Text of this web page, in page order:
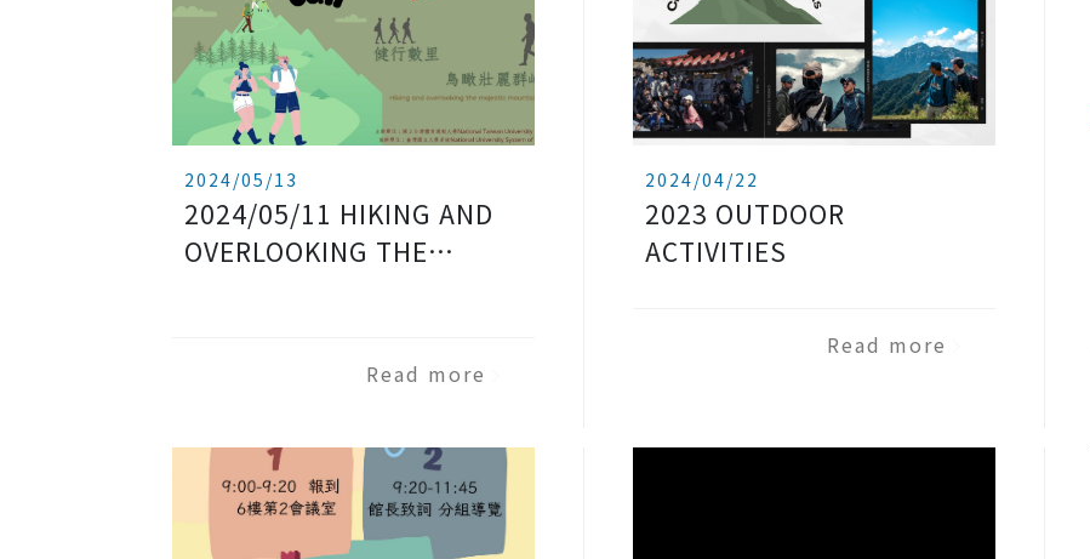
2024/05/13
2024/05/11 HIKING AND
OVERLOOKING THE
Read more
2024/04/22
2023 OUTDOOR
ACTIVITIES
Read more